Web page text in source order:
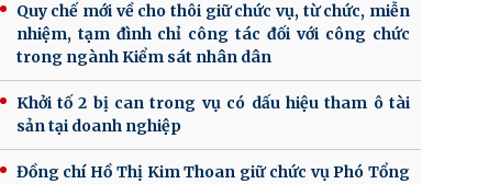
Quy chế mới về cho thôi giữ chức vụ, từ chức, miễn
nhiệm, tạm đình chỉ công tác đối với công chức
trong ngành Kiểm sát nhân dân
Khởi tố 2 bị can trong vụ có dấu hiệu tham ô tài
sản tại doanh nghiệp
Đồng chí Hồ Thị Kim Thoan giữ chức vụ Phó Tổng